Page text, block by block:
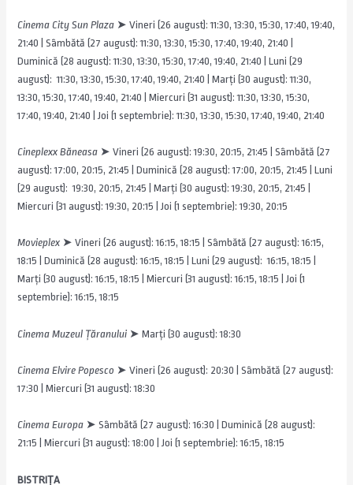
Cinema City Sun Plaza ➤ Vineri (26 august): 11:30, 13:30, 15:30, 17:40, 19:40,
21:40 | Sâmbătă (27 august): 11:30, 13:30, 15:30, 17:40, 19:40, 21:40 |
Duminică (28 august): 11:30, 13:30, 15:30, 17:40, 19:40, 21:40 | Luni (29
august): 11:30, 13:30, 15:30, 17:40, 19:40, 21:40 | Marți (30 august): 11:30,
13:30, 15:30, 17:40, 19:40, 21:40 | Miercuri (31 august): 11:30, 13:30, 15:30,
17:40, 19:40, 21:40 | Joi (1 septembrie): 11:30, 13:30, 15:30, 17:40, 19:40, 21:40
Cineplexx Băneasa ➤ Vineri (26 august): 19:30, 20:15, 21:45 | Sâmbătă (27
august): 17:00, 20:15, 21:45 | Duminică (28 august): 17:00, 20:15, 21:45 | Luni
(29 august): 19:30, 20:15, 21:45 | Marți (30 august): 19:30, 20:15, 21:45 |
Miercuri (31 august): 19:30, 20:15 | Joi (1 septembrie): 19:30, 20:15
Movieplex ➤ Vineri (26 august): 16:15, 18:15 | Sâmbătă (27 august): 16:15,
18:15 | Duminică (28 august): 16:15, 18:15 | Luni (29 august): 16:15, 18:15 |
Marți (30 august): 16:15, 18:15 | Miercuri (31 august): 16:15, 18:15 | Joi (1
septembrie): 16:15, 18:15
Cinema Muzeul Țăranului ➤ Marți (30 august): 18:30
Cinema Elvire Popesco ➤ Vineri (26 august): 20:30 | Sâmbătă (27 august):
17:30 | Miercuri (31 august): 18:30
Cinema Europa ➤ Sâmbătă (27 august): 16:30 | Duminică (28 august):
21:15 | Miercuri (31 august): 18:00 | Joi (1 septembrie): 16:15, 18:15
BISTRIȚA